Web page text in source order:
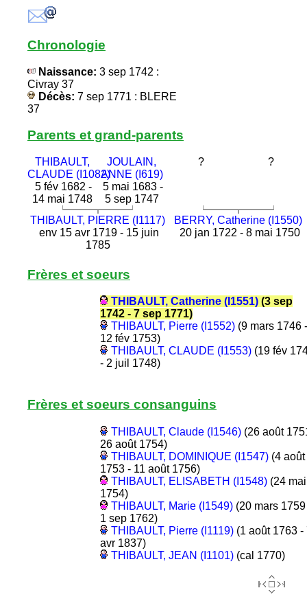
Chronologie
Naissance: 3 sep 1742 :
Civray 37
Décès: 7 sep 1771 : BLERE
37
Parents et grand-parents
THIBAULT,
CLAUDE (I1082)
5 fév 1682 -
14 mai 1748
JOULAIN,
ANNE (I619)
5 mai 1683 -
5 sep 1747
? ?
THIBAULT, PIERRE (I1117)
env 15 avr 1719 - 15 juin
1785
BERRY, Catherine (I1550)
20 jan 1722 - 8 mai 1750
Frères et soeurs
THIBAULT, Catherine (I1551)(3 sep
1742 - 7 sep 1771)
THIBAULT, Pierre (I1552)(9 mars 1746 -
12 fév 1753)
THIBAULT, CLAUDE (I1553)(19 fév
- 2 juil 1748)
Frères et soeurs consanguins
THIBAULT, Claude (I1546)(26 août
26 août 1754)
THIBAULT, DOMINIQUE (I1547)(4 août
1753 - 11 août 1756)
THIBAULT, ELISABETH (I1548)(24 mai
1754)
THIBAULT, Marie (I1549)(20 mars 1759
1 sep 1762)
THIBAULT, Pierre (I1119)(1 août 1763 -
avr 1837)
THIBAULT, JEAN (I1101)(cal 1770)